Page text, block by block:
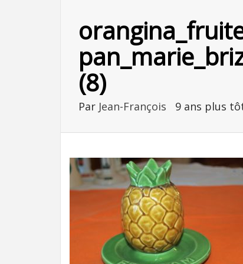
(8)
Par Jean-François 9 ans plus